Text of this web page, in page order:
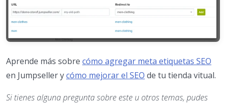
Aprende más sobre cómo agregar meta etiquetas SEO
en Jumpseller ycómo mejorar el SEO de tu tienda vitual.
Si tienes alguna pregunta sobre este u otros temas, pudes